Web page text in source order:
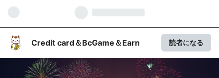
Credit card＆BcGame＆Earn 読者になる